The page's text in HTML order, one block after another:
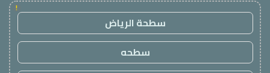
!
سطحة الرياض
سطحه